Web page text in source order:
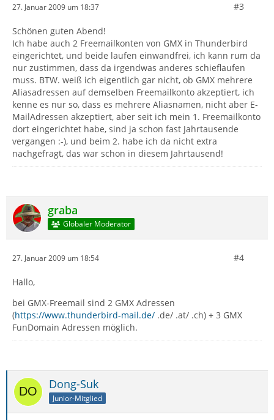
27. Januar 2009 um 18:37 #3
Schönen guten Abend!
Ich habe auch 2 Freemailkonten von GMX in Thunderbird
eingerichtet, und beide laufen einwandfrei, ich kann rum da
nur zustimmen, dass da irgendwas anderes schieflaufen
muss. BTW. weiß ich eigentlich gar nicht, ob GMX mehrere
Aliasadressen auf demselben Freemailkonto akzeptiert, ich
kenne es nur so, dass es mehrere Aliasnamen, nicht aber E-
MailAdressen akzeptiert, aber seit ich mein 1. Freemailkonto
dort eingerichtet habe, sind ja schon fast Jahrtausende
vergangen :-), und beim 2. habe ich da nicht extra
nachgefragt, das war schon in diesem Jahrtausend!
graba
Globaler Moderator
27. Januar 2009 um 18:54 #4
Hallo,
bei GMX-Freemail sind 2 GMX Adressen
(https://www.thunderbird-mail.de/ .de/ .at/ .ch) + 3 GMX
FunDomain Adressen möglich.
Dong-Suk
Junior-Mitglied